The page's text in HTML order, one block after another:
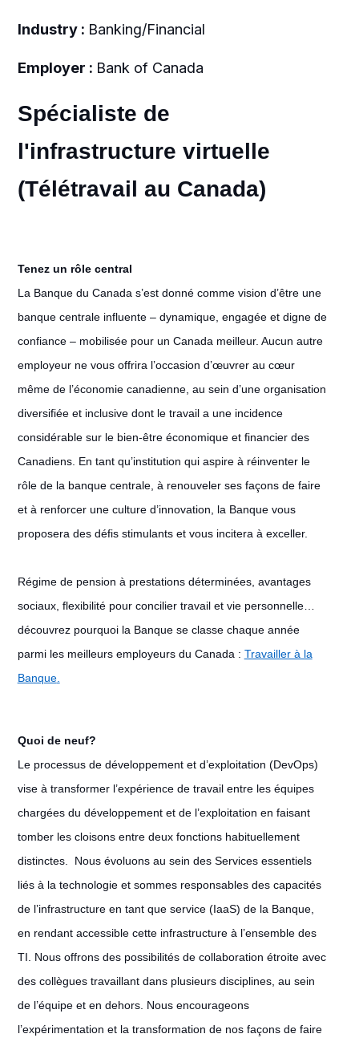
Industry : Banking/Financial
Employer : Bank of Canada
Spécialiste de
l'infrastructure virtuelle
(Télétravail au Canada)
Tenez un rôle central
La Banque du Canada s’est donné comme vision d’être une
banque centrale influente – dynamique, engagée et digne de
confiance – mobilisée pour un Canada meilleur. Aucun autre
employeur ne vous offrira l’occasion d’œuvrer au cœur
même de l’économie canadienne, au sein d’une organisation
diversifiée et inclusive dont le travail a une incidence
considérable sur le bien-être économique et financier des
Canadiens. En tant qu’institution qui aspire à réinventer le
rôle de la banque centrale, à renouveler ses façons de faire
et à renforcer une culture d’innovation, la Banque vous
proposera des défis stimulants et vous incitera à exceller.
Régime de pension à prestations déterminées, avantages
sociaux, flexibilité pour concilier travail et vie personnelle…
découvrez pourquoi la Banque se classe chaque année
parmi les meilleurs employeurs du Canada : Travailler à la
Banque.
Quoi de neuf?
Le processus de développement et d’exploitation (DevOps)
vise à transformer l’expérience de travail entre les équipes
chargées du développement et de l’exploitation en faisant
tomber les cloisons entre deux fonctions habituellement
distinctes. Nous évoluons au sein des Services essentiels
liés à la technologie et sommes responsables des capacités
de l’infrastructure en tant que service (IaaS) de la Banque,
en rendant accessible cette infrastructure à l’ensemble des
TI. Nous offrons des possibilités de collaboration étroite avec
des collègues travaillant dans plusieurs disciplines, au sein
de l’équipe et en dehors. Nous encourageons
l’expérimentation et la transformation de nos façons de faire